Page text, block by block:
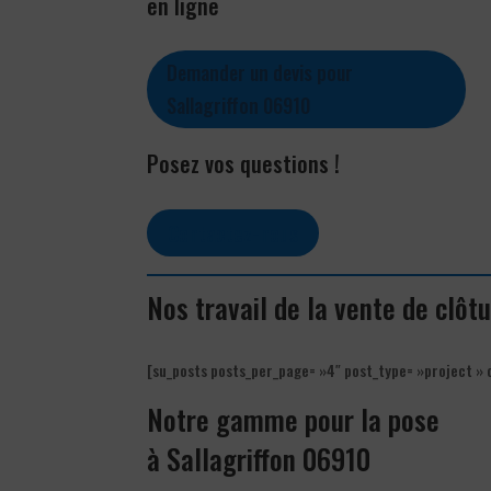
Posez vos questions !
Nos travail de la vente de
[su_posts posts_per_page= »4″ post_type= »project
Notre gamme pour la pose
à Sallagriffon 06910